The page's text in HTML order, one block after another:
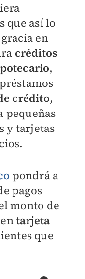
que así lo
en
créditos
,
crédito,
pequeñas
y tarjetas
pondrá a
pagos
monto de
entarjeta
que